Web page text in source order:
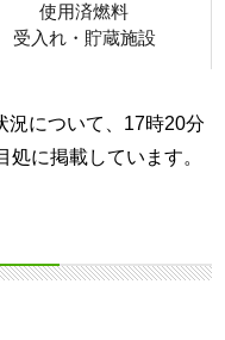
使用済燃料
受入れ・貯蔵施設
況について、17時20分
に掲載しています。